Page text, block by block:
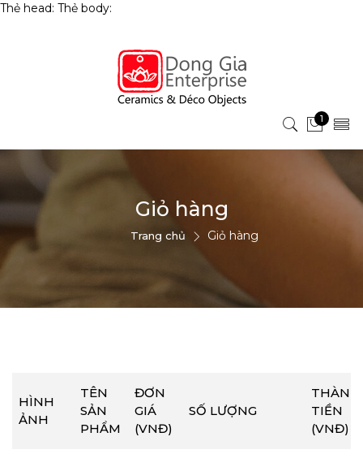
Thẻ head: Thẻ body:
1
Giỏ hàng
Trang chủ Giỏ hàng
HÌNH
ẢNH
TÊN
SẢN
PHẨM
ĐƠN
GIÁ
(VNĐ)
SỐ LƯỢNG
THÀNH
TIỀN
(VNĐ)